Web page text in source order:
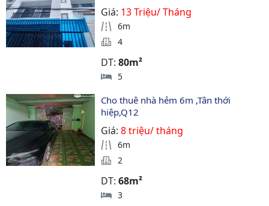
Giá: 13 Triệu/ Tháng
6m
4
DT:80m²
5
Cho thuê nhà hẻm 6m ,Tân thới
hiệp,Q12
Giá:8 triệu/ tháng
6m
2
DT:68m²
3